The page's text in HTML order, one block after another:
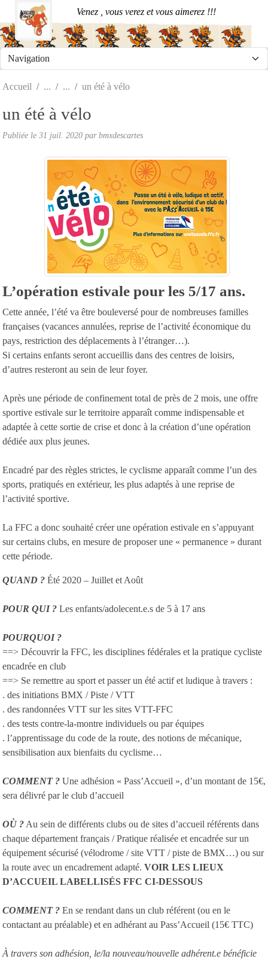
Venez , vous verez et vous aimerez !!!
Accueil un été à vélo
un été à vélo
Publiée le 31 juil. 2020 parbmxdescartes
L’opération estivale pour les 5/17 ans.
Cette année, l’été va être bouleversé pour de nombreuses familles
françaises (vacances annulées, reprise de l’activité économique du
pays, restriction des déplacements à l’étranger…).
Si certains enfants seront accueillis dans des centres de loisirs,
d’autres resteront au sein de leur foyer.
Après une période de confinement total de près de 2 mois, une offre
sportive estivale sur le territoire apparaît comme indispensable et
adaptée à cette sortie de crise et donc à la création d’une opération
dédiée aux plus jeunes.
Encadré par des règles strictes, le cyclisme apparaît comme l’un des
sports, pratiqués en extérieur, les plus adaptés à une reprise de
l’activité sportive.
La FFC a donc souhaité créer une opération estivale en s’appuyant
sur certains clubs, en mesure de proposer une « permanence » durant
cette période.
QUAND ? Été 2020 – Juillet et Août
POUR QUI ? Les enfants/adolecent.e.s de 5 à 17 ans
POURQUOI ?
==> Découvrir la FFC, les disciplines fédérales et la pratique cycliste
encadrée en club
==> Se remettre au sport et passer un été actif et ludique à travers :
. des initiations BMX / Piste / VTT
. des randonnées VTT sur les sites VTT-FFC
. des tests contre-la-montre individuels ou par équipes
. l’apprentissage du code de la route, des notions de mécanique,
sensibilisation aux bienfaits du cyclisme…
COMMENT ? Une adhésion « Pass’Accueil », d’un montant de 15€,
sera délivré par le club d’accueil
OÙ ? Au sein de différents clubs ou de sites d’accueil référents dans
chaque département français / Pratique réalisée et encadrée sur un
équipement sécurisé (vélodrome / site VTT / piste de BMX…) ou sur
la route avec un encadrement adapté. VOIR LES LIEUX
D’ACCUEIL LABELLISÉS FFC CI-DESSOUS
COMMENT ? En se rendant dans un club référent (ou en le
contactant au préalable) et en adhérant au Pass’Accueil (15€ TTC)
À travers son adhésion, le/la nouveau/nouvelle adhérent.e bénéficie
Panneau de gestion des cookies